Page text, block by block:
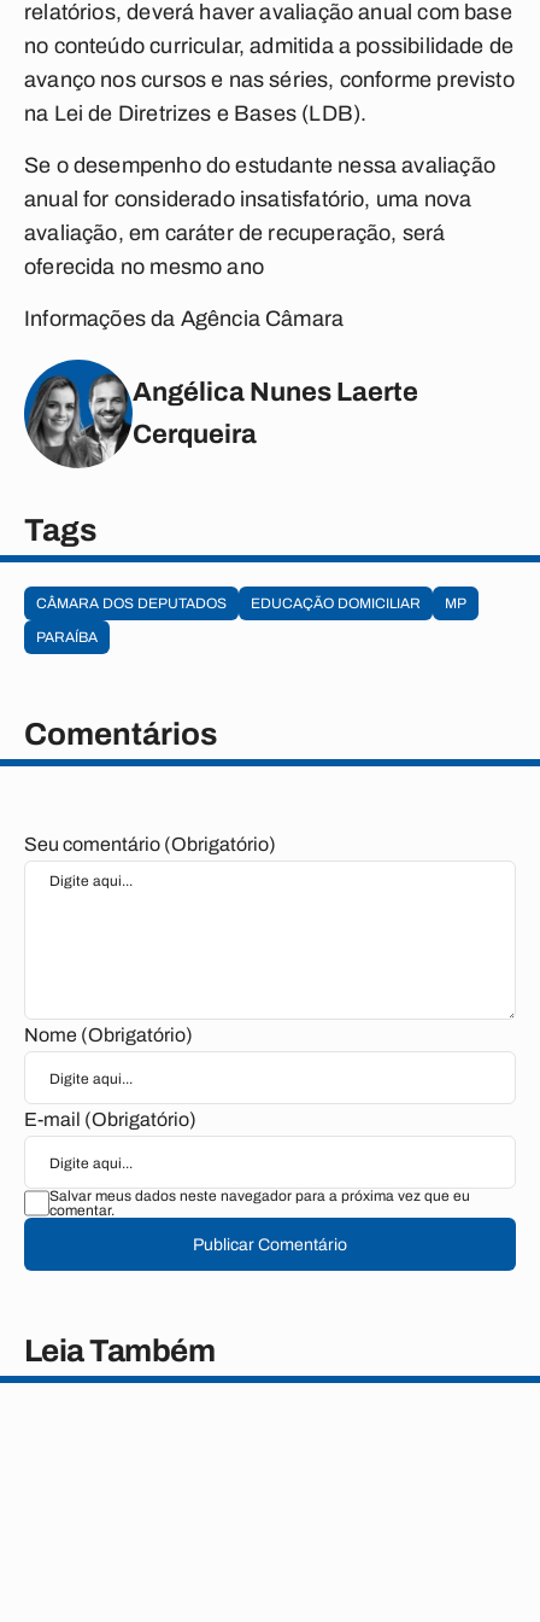
relatórios, deverá haver avaliação anual com base
no conteúdo curricular, admitida a possibilidade de
avanço nos cursos e nas séries, conforme previsto
na Lei de Diretrizes e Bases (LDB).
Se o desempenho do estudante nessa avaliação
anual for considerado insatisfatório, uma nova
avaliação, em caráter de recuperação, será
oferecida no mesmo ano
Informações da Agência Câmara
Angélica Nunes Laerte
Cerqueira
Tags
CÂMARA DOS DEPUTADOS EDUCAÇÃO DOMICILIAR
MP
PARAÍBA
Comentários
Seu comentário (Obrigatório)
Nome (Obrigatório)
E-mail (Obrigatório)
Salvar meus dados neste navegador para a próxima vez que eu
comentar.
Publicar Comentário
Leia Também